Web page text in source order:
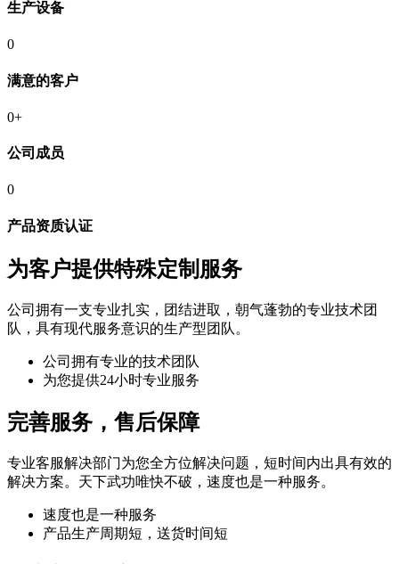
生产设备
0
满意的客户
0+
公司成员
0
产品资质认证
为客户提供特殊定制服务
公司拥有一支专业扎实，团结进取，朝气蓬勃的专业技术团
队，具有现代服务意识的生产型团队。
公司拥有专业的技术团队
为您提供24小时专业服务
完善服务，售后保障
专业客服解决部门为您全方位解决问题，短时间内出具有效的
解决方案。天下武功唯快不破，速度也是一种服务。
速度也是一种服务
产品生产周期短，送货时间短